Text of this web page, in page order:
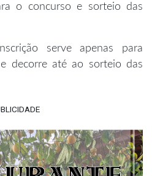
o concurso e sorteio das
serve apenas para
decorre até ao sorteio das